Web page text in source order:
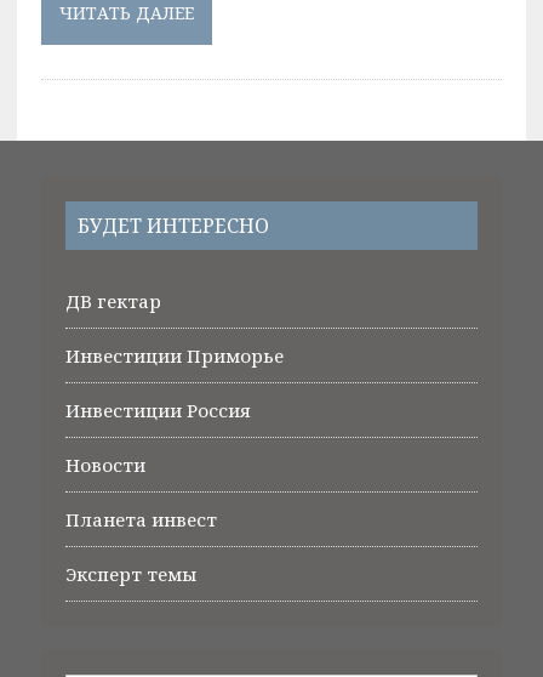
ЧИТАТЬ ДАЛЕЕ
БУДЕТ ИНТЕРЕСНО
ДВ гектар
Инвестиции Приморье
Инвестиции Россия
Новости
Планета инвест
Эксперт темы